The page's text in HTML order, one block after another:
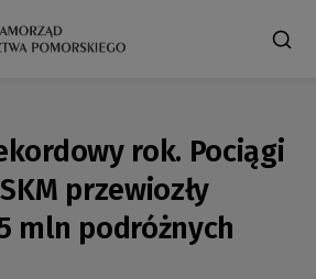
rok. Pociągi
przewiozły
mln podróżnych